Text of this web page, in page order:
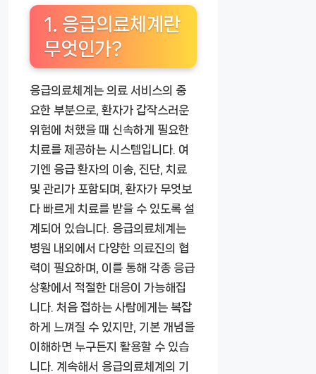
1. 응급의료체계란
무엇인가?
응급의료체계는 의료 서비스의 중
요한 부분으로, 환자가 갑작스러운
위험에 처했을 때 신속하게 필요한
치료를 제공하는 시스템입니다. 여
기엔 응급 환자의 이송, 진단, 치료
및 관리가 포함되며, 환자가 무엇보
다 빠르게 치료를 받을 수 있도록 설
계되어 있습니다. 응급의료체계는
병원 내외에서 다양한 의료진의 협
력이 필요하며, 이를 통해 각종 응급
상황에서 적절한 대응이 가능해집
니다. 처음 접하는 사람에게는 복잡
하게 느껴질 수 있지만, 기본 개념을
이해하면 누구든지 활용할 수 있습
니다. 계속해서 응급의료체계의 기